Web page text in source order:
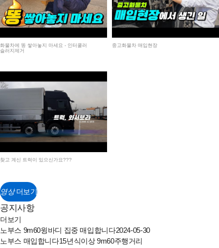
화물차에 똥 쌓아놓지 마세요 - 인터쿨러
슬러지제거
중고화물차 매입현장
찾고 계신 트럭이 있으신가요???
영상더보기
공지사항
더보기
노부스 9m60윙바디 집중 매입합니다2024-05-30
노부스 매입합니다15년식이상 9m60주행거리